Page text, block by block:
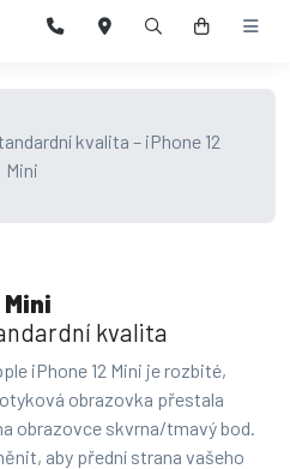
kvalita
iPhone 12 Mini je rozbité,
obrazovka přestala
obrazovce skvrna/tmavý bod.
aby přední strana vašeho